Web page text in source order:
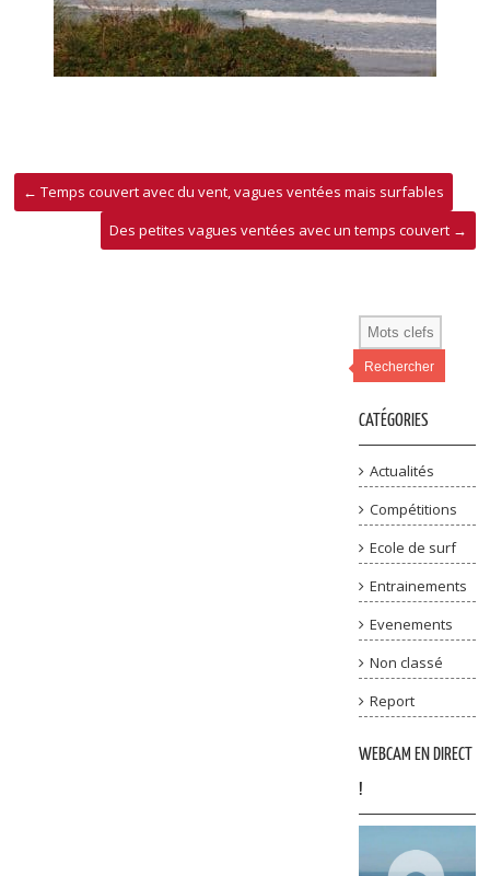
← Temps couvert avec du vent, vagues ventées mais surfables
Des petites vagues ventées avec un temps couvert →
Rechercher
CATÉGORIES
Actualités
Compétitions
Ecole de surf
Entrainements
Evenements
Non classé
Report
WEBCAM EN DIRECT
!